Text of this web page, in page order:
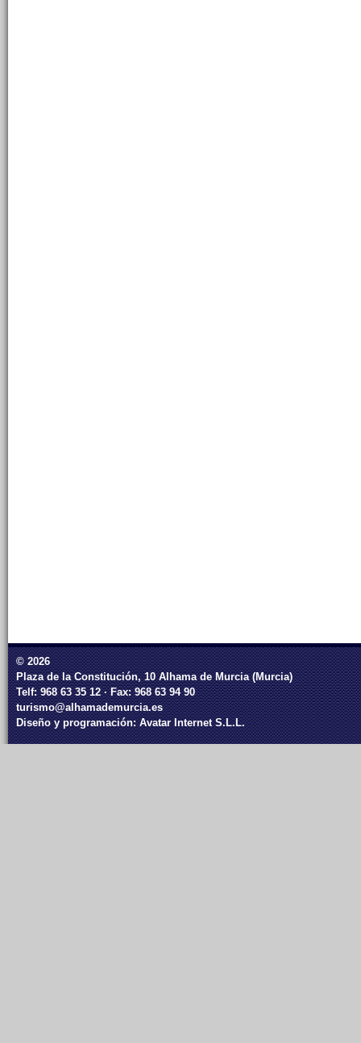
© 2026
Plaza de la Constitución, 10 Alhama de Murcia (Murcia)
Telf: 968 63 35 12 · Fax: 968 63 94 90
turismo@alhamademurcia.es
Diseño y programación:Avatar Internet S.L.L.